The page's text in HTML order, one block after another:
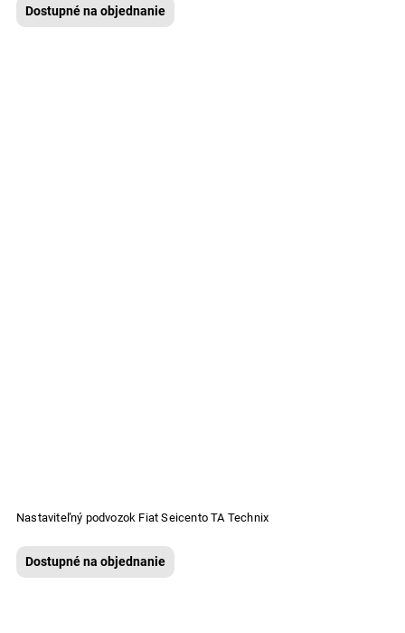
Dostupné na objednanie
Nastaviteľný podvozok Fiat Seicento TA Technix
Dostupné na objednanie